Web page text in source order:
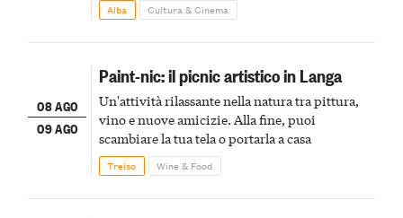
Alba Cultura & Cinema
08 AGO
09 AGO
Paint-nic: il picnic artistico in Langa
Un'attività rilassante nella natura tra pittura,
vino e nuove amicizie. Alla fine, puoi
scambiare la tua tela o portarla a casa
Treiso Wine & Food